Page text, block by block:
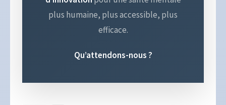
plus humaine, plus accessible, plus
efficace.
Qu’attendons-nous ?